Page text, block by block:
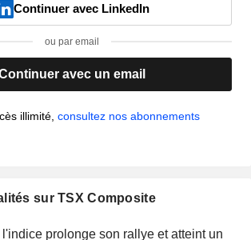
Continuer avec LinkedIn
ou par email
avec un email
illimité, consultez nos abonnements
sur TSX Composite
prolonge son rallye et atteint un